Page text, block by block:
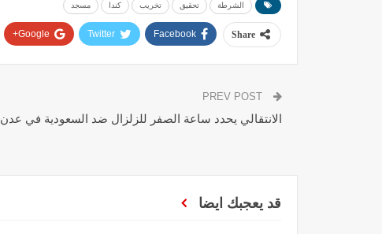
الشرطة تحقيق تخريب كندا مسجد
Share
Facebook
Twitter
Google+
الانتقالي يحدد ساعة الصفر للزلزال ضد السعودية في عدن
قد يعجبك ايضا